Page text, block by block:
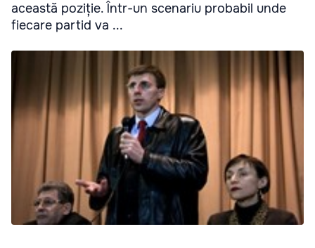
această poziție. Într-un scenariu probabil unde
fiecare partid va ...